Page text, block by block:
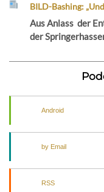
BILD-Bashing:
Aus Anlass der
der
Android
by Email
RSS